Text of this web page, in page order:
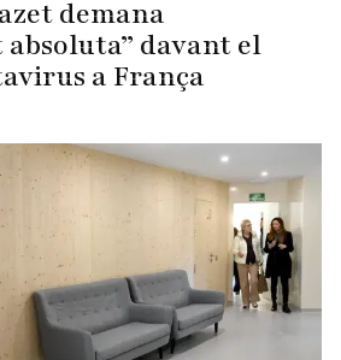
demana
davant el
a França